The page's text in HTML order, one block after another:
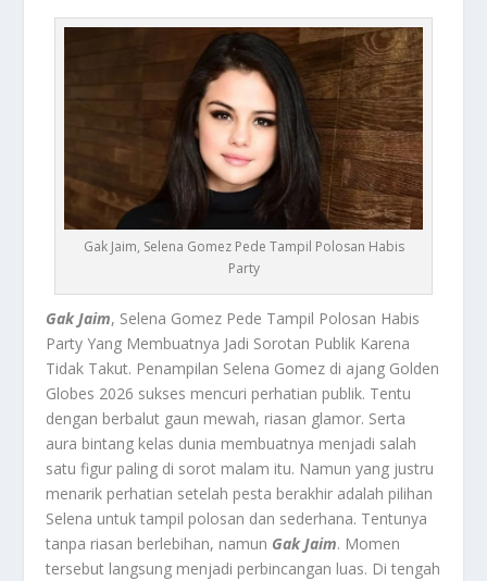
Gak Jaim, Selena Gomez Pede Tampil Polosan Habis
Party
Gak Jaim, Selena Gomez Pede Tampil Polosan Habis
Party Yang Membuatnya Jadi Sorotan Publik Karena
Tidak Takut. Penampilan Selena Gomez di ajang Golden
Globes 2026 sukses mencuri perhatian publik. Tentu
dengan berbalut gaun mewah, riasan glamor. Serta
aura bintang kelas dunia membuatnya menjadi salah
satu figur paling di sorot malam itu. Namun yang justru
menarik perhatian setelah pesta berakhir adalah pilihan
Selena untuk tampil polosan dan sederhana. Tentunya
tanpa riasan berlebihan, namun Gak Jaim. Momen
tersebut langsung menjadi perbincangan luas. Di tengah